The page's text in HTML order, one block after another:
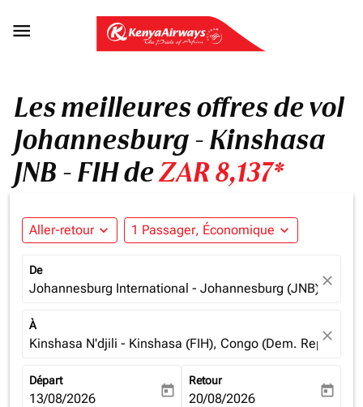

Les meilleures offres de vol
Johannesburg - Kinshasa
JNB - FIH deZAR 8,137*
Aller-retour expand_more 1 Passager, Économique expand_more
De
Johannesburg International - Johannesburg (JNB),close
À
Kinshasa N'djili - Kinshasa (FIH), Congo (Dem. Rep.)
close
Départ
fc-booking-departure-date-aria-label
13/08/2026 today
Retour
fc-booking-return-date-aria-
20/08/2026 today